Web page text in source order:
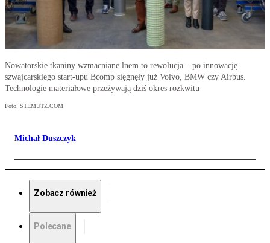
Nowatorskie tkaniny wzmacniane lnem to rewolucja – po innowację
szwajcarskiego start-upu Bcomp sięgnęły już Volvo, BMW czy Airbus.
Technologie materiałowe przeżywają dziś okres rozkwitu
Foto: STEMUTZ.COM
Michał Duszczyk
Zobacz również
Polecane